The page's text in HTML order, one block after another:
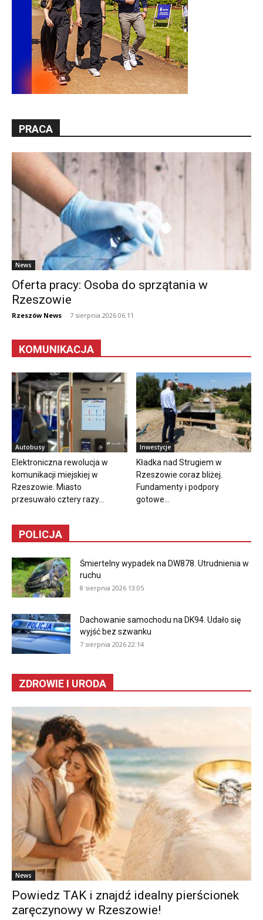
PRACA
News
Oferta pracy: Osoba do sprzątania w
Rzeszowie
Rzeszów News - 7 sierpnia 2026 06:11
KOMUNIKACJA
Autobusy
Elektroniczna rewolucja w
komunikacji miejskiej w
Rzeszowie. Miasto
przesuwało cztery razy...
Inwestycje
Kładka nad Strugiem w
Rzeszowie coraz bliżej.
Fundamenty i podpory
gotowe...
POLICJA
Śmiertelny wypadek na DW878. Utrudnienia w
ruchu
8 sierpnia 2026 13:05
Dachowanie samochodu na DK94. Udało się
wyjść bez szwanku
7 sierpnia 2026 22:14
ZDROWIE I URODA
News
Powiedz TAK i znajdź idealny pierścionek
zaręczynowy w Rzeszowie!